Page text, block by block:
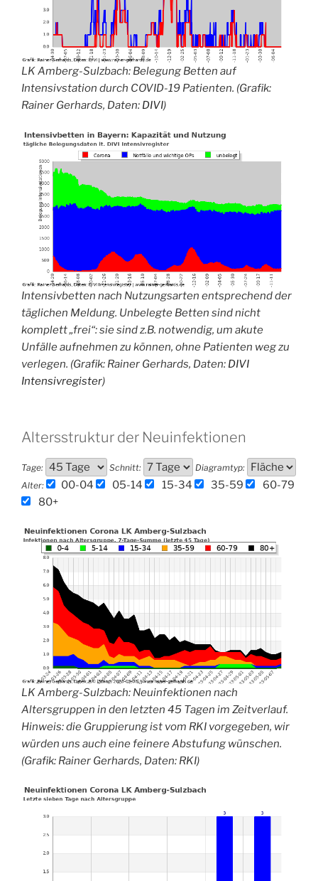
LK Amberg-Sulzbach: Belegung Betten auf
Intensivstation durch COVID-19 Patienten. (Grafik:
Rainer Gerhards, Daten: DIVI)
Intensivbetten nach Nutzungsarten entsprechend der
täglichen Meldung. Unbelegte Betten sind nicht
komplett „frei“: sie sind z.B. notwendig, um akute
Unfälle aufnehmen zu können, ohne Patienten weg zu
verlegen. (Grafik: Rainer Gerhards, Daten: DIVI
Intensivregister)
Altersstruktur der Neuinfektionen
Tage: Schnitt:
Diagramtyp:
Alter:
00-04 05-14 15-34 35-59
60-79
80+
LK Amberg-Sulzbach: Neuinfektionen nach
Altersgruppen in den letzten 45 Tagen im Zeitverlauf.
Hinweis: die Gruppierung ist vom RKI vorgegeben, wir
würden uns auch eine feinere Abstufung wünschen.
(Grafik: Rainer Gerhards, Daten: RKI)